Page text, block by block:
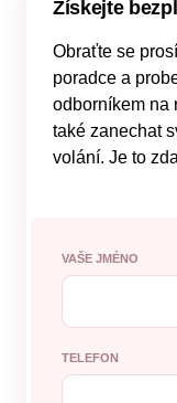
Získejte
Obraťte se
poradce a
odborníkem na
také zanechat
volání. Je to
VAŠE JMÉNO
TELEFON